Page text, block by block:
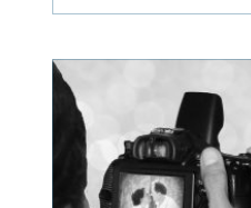
Östermalm finns det
flera ställen där man kan
fixa passfoto. Denna
arti...